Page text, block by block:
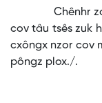
Chênhr zos li
cov tâu tsês zuk
cxôngx nzor cov
pôngz plox./.